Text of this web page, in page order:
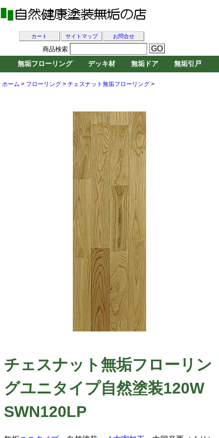
ホーム > フローリング > チェスナット無垢フローリング >
チェスナット無垢フローリン
グユニタイプ自然塗装120W
SWN120LP
カート サイトマップ お問合せ
商品検索
無垢フローリング デッキ材 無垢ドア 無垢引戸